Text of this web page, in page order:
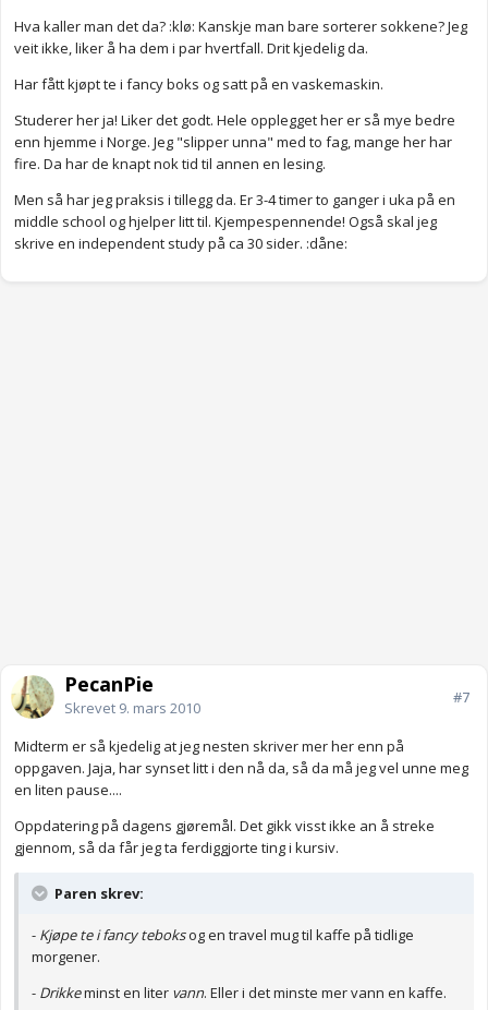
Hva kaller man det da? :klø: Kanskje man bare sorterer sokkene? Jeg
veit ikke, liker å ha dem i par hvertfall. Drit kjedelig da.
Har fått kjøpt te i fancy boks og satt på en vaskemaskin.
Studerer her ja! Liker det godt. Hele opplegget her er så mye bedre
enn hjemme i Norge. Jeg "slipper unna" med to fag, mange her har
fire. Da har de knapt nok tid til annen en lesing.
Men så har jeg praksis i tillegg da. Er 3-4 timer to ganger i uka på en
middle school og hjelper litt til. Kjempespennende! Også skal jeg
skrive en independent study på ca 30 sider. :dåne:
PecanPie
Skrevet 9. mars 2010
#7
Midterm er så kjedelig at jeg nesten skriver mer her enn på
oppgaven. Jaja, har synset litt i den nå da, så da må jeg vel unne meg
en liten pause....
Oppdatering på dagens gjøremål. Det gikk visst ikke an å streke
gjennom, så da får jeg ta ferdiggjorte ting i kursiv.
Paren skrev:
- Kjøpe te i fancy teboksog en travel mug til kaffe på tidlige
morgener.
- Drikkeminst en liter vann. Eller i det minste mer vann en kaffe.